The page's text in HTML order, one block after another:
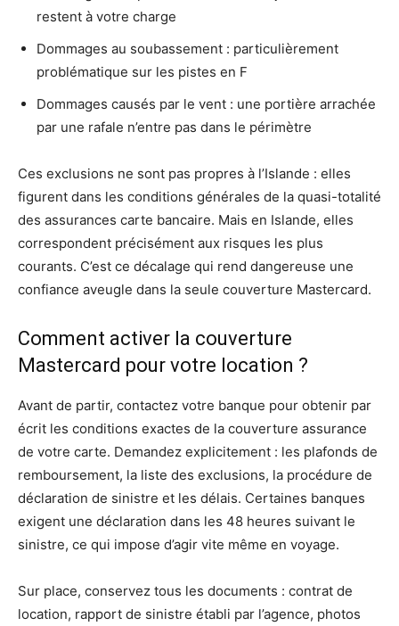
restent à votre charge
Dommages au soubassement : particulièrement
problématique sur les pistes en F
Dommages causés par le vent : une portière arrachée
par une rafale n’entre pas dans le périmètre
Ces exclusions ne sont pas propres à l’Islande : elles
figurent dans les conditions générales de la quasi-totalité
des assurances carte bancaire. Mais en Islande, elles
correspondent précisément aux risques les plus
courants. C’est ce décalage qui rend dangereuse une
confiance aveugle dans la seule couverture Mastercard.
Comment activer la couverture
Mastercard pour votre location ?
Avant de partir, contactez votre banque pour obtenir par
écrit les conditions exactes de la couverture assurance
de votre carte. Demandez explicitement : les plafonds de
remboursement, la liste des exclusions, la procédure de
déclaration de sinistre et les délais. Certaines banques
exigent une déclaration dans les 48 heures suivant le
sinistre, ce qui impose d’agir vite même en voyage.
Sur place, conservez tous les documents : contrat de
location, rapport de sinistre établi par l’agence, photos